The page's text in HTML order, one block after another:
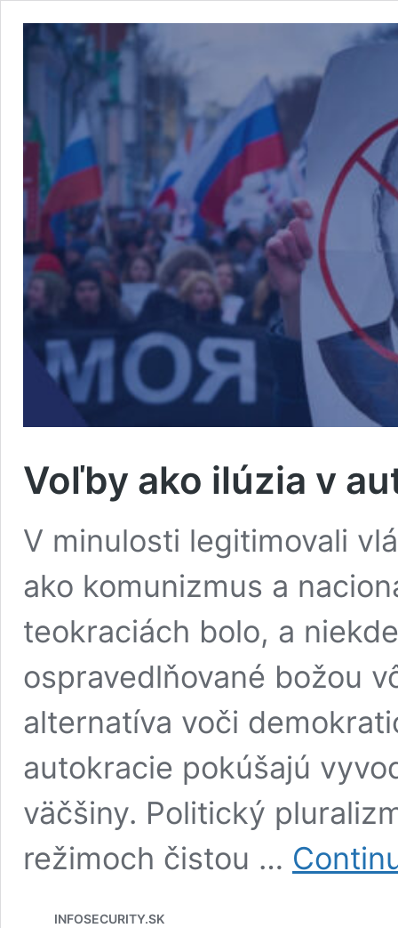
Voľby ako ilúzia v
V minulosti legitimovali
ako komunizmus a
teokraciách bolo, a
ospravedlňované božou
alternatíva voči
autokracie pokúšajú
väčšiny. Politický
režimoch čistou …
INFOSECURITY.SK